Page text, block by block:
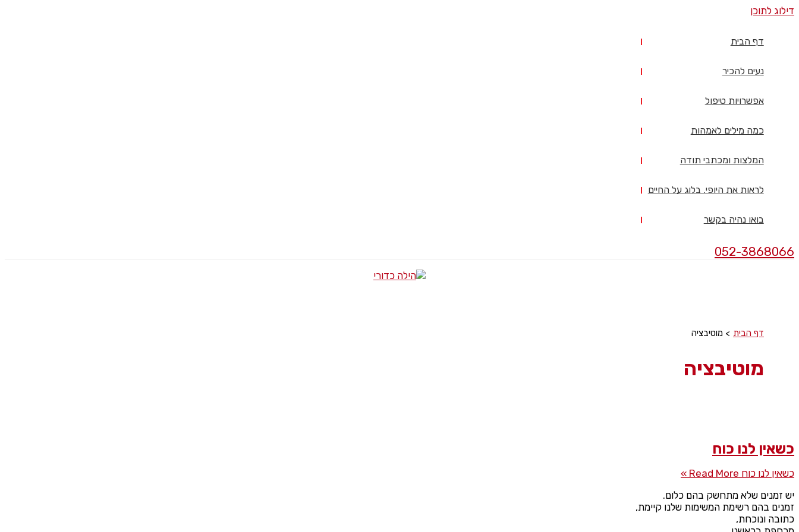
דילוג לתוכן
דף הבית
נעים להכיר
אפשרויות טיפול
כמה מילים לאמהות
המלצות ומכתבי תודה
לראות את היופי. בלוג על החיים
בואו נהיה בקשר
052-3868066
דף הבית מוטיבציה
מוטיבציה
כשאין לנו כוח
כשאין לנו כוח
יש זמנים שלא מתחשק בהם כלום.
זמנים בהם רשימת המשימות שלנו קיימת,
כתובה ונוכחת,